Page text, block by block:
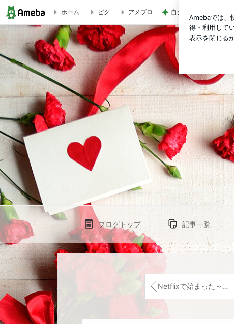
自撮り棒買ってみました～韓国旅行は、これからは動画で撮
ホーム ピグ アメブロ 自分の時間全てを娘に
ブログトップ 記事一覧
Netflixで始まった～チェンジデイズ見てる？はまっています＼(^_^)／